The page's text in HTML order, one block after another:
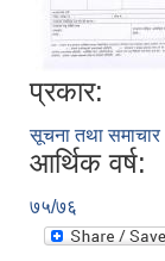
प्रकार:
सूचना तथा समाचार
आर्थिक वर्ष:
७५/७६